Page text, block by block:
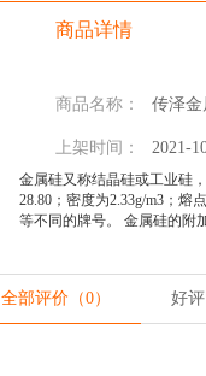
商品详情
商品名称： 传泽
上架时间： 2021-
金属硅又称结晶硅或工业硅
28.80；密度为2.33g/m3；熔
等不同的牌号。 金属硅的附
全部评价（0） 好评